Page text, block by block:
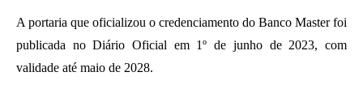
A portaria que oficializou o credenciamento do Banco Master foi
publicada no Diário Oficial em 1º de junho de 2023, com
validade até maio de 2028.